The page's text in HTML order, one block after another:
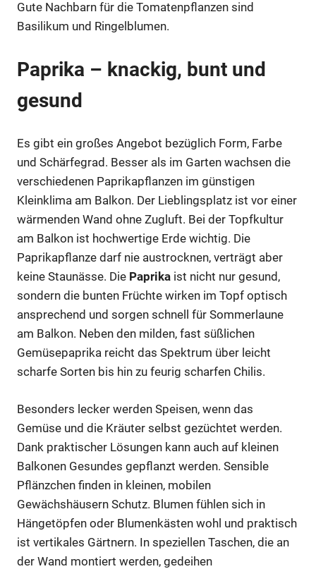
Gute Nachbarn für die Tomatenpflanzen sind
Basilikum und Ringelblumen.
Paprika – knackig, bunt und
gesund
Es gibt ein großes Angebot bezüglich Form, Farbe
und Schärfegrad. Besser als im Garten wachsen die
verschiedenen Paprikapflanzen im günstigen
Kleinklima am Balkon. Der Lieblingsplatz ist vor einer
wärmenden Wand ohne Zugluft. Bei der Topfkultur
am Balkon ist hochwertige Erde wichtig. Die
Paprikapflanze darf nie austrocknen, verträgt aber
keine Staunässe. Die Paprika ist nicht nur gesund,
sondern die bunten Früchte wirken im Topf optisch
ansprechend und sorgen schnell für Sommerlaune
am Balkon. Neben den milden, fast süßlichen
Gemüsepaprika reicht das Spektrum über leicht
scharfe Sorten bis hin zu feurig scharfen Chilis.
Besonders lecker werden Speisen, wenn das
Gemüse und die Kräuter selbst gezüchtet werden.
Dank praktischer Lösungen kann auch auf kleinen
Balkonen Gesundes gepflanzt werden. Sensible
Pflänzchen finden in kleinen, mobilen
Gewächshäusern Schutz. Blumen fühlen sich in
Hängetöpfen oder Blumenkästen wohl und praktisch
ist vertikales Gärtnern. In speziellen Taschen, die an
der Wand montiert werden, gedeihen